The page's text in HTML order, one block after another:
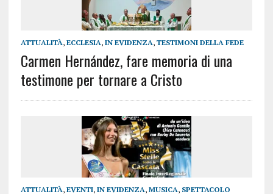
ATTUALITÀ, ECCLESIA, IN EVIDENZA, TESTIMONI DELLA FEDE
Carmen Hernández, fare memoria di una
testimone per tornare a Cristo
ATTUALITÀ, EVENTI, IN EVIDENZA, MUSICA, SPETTACOLO